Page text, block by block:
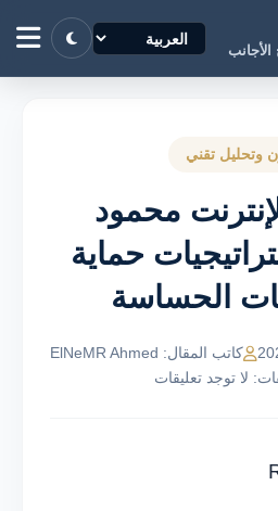
وتحليل تقني
محمود
حماية
الحساسة
كاتب المقال: ElNeMR Ahmed
لا توجد تعليقات